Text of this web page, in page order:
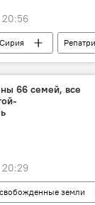
20:56
Сирия
66 семей, все
20:29
земли